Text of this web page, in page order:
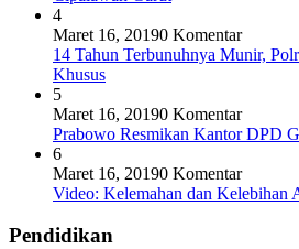
4
Maret 16, 20190 Komentar
14 Tahun Terbunuhnya Munir,
Khusus
5
Maret 16, 20190 Komentar
Prabowo Resmikan Kantor DPD
6
Maret 16, 20190 Komentar
Video: Kelemahan dan Kelebihan
Pendidikan